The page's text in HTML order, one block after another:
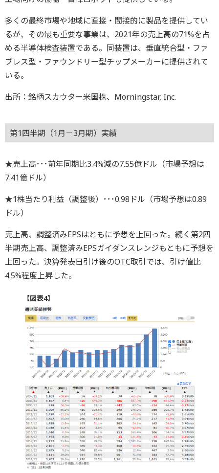
多くの最終市場や地域に直接・間接的に製品を提供してい
るが、その最も重要な事業は、2021年の売上高の71%を占
める半導体検査装置である。同装置は、垂直統合型・ファ
ブレス型・ファウンドリー型チップメーカーに提供されて
いる。
出所：銘柄スカウター米国株、Morningstar, Inc.
第1四半期（1月－3月期）実績
★売上高･･･前年同期比3.4%減の7.55億ドル（市場予想は
7.41億ドル）
★1株当たり利益（調整後）･･･0.98ドル（市場予想は0.89
ドル）
売上高、調整済みEPSはともに予想を上回った。続く第2四
半期売上高、調整済みEPSガイダンスレンジもともに予想を
上回った。決算発表日引け後のOTC取引では、引け値比
4.5%程度上昇した。
【図表4】